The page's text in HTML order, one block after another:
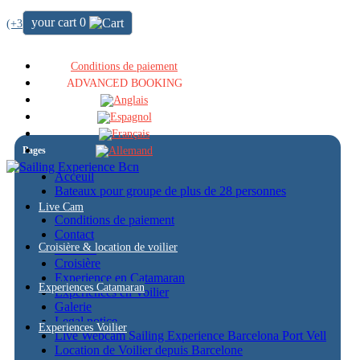
Conditions de paiement
ADVANCED BOOKING
your cart 0
(+34) 722 64 51 72
Live Cam
Croisière & location de voilier
Experiences Catamaran
Experiences Voilier
Pages
Acceuil
Bateaux pour groupe de plus de 28 personnes
Blog
Conditions de paiement
Contact
Cookies
Croisière
Experience en Catamaran
Experiences en Voilier
Galerie
Legal notice
Live Webcam Sailing Experience Barcelona Port Vell
Location de Voilier depuis Barcelone